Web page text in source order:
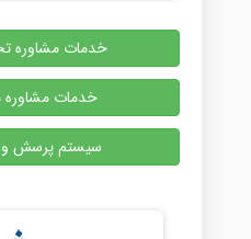
خدمات مشاوره
خدمات مشاوره
سیستم پرسش